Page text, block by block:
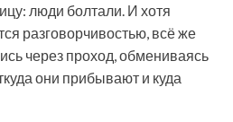
люди болтали. И хотя
разговорчивостью, всё же
через проход, обмениваясь
они прибывают и куда